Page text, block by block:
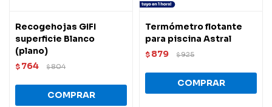
Recogehojas GIFI
superficie Blanco
(plano)
$ 764 $804
Termómetro flotante
para piscina Astral
$ 879 $925